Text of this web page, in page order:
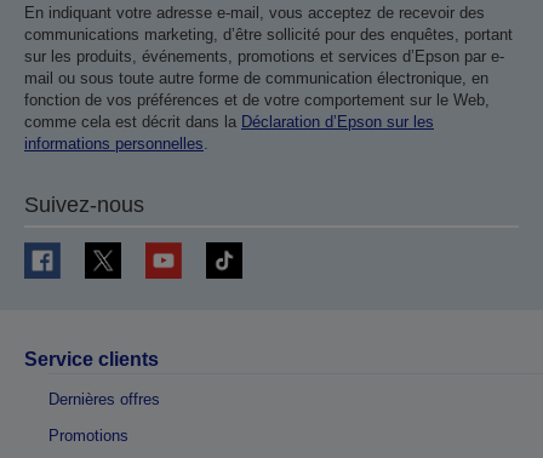
En indiquant votre adresse e-mail, vous acceptez de recevoir des
communications marketing, d’être sollicité pour des enquêtes, portant
sur les produits, événements, promotions et services d’Epson par e-
mail ou sous toute autre forme de communication électronique, en
fonction de vos préférences et de votre comportement sur le Web,
comme cela est décrit dans la Déclaration d’Epson sur les
informations personnelles.
Suivez-nous
Service clients
Dernières offres
Promotions